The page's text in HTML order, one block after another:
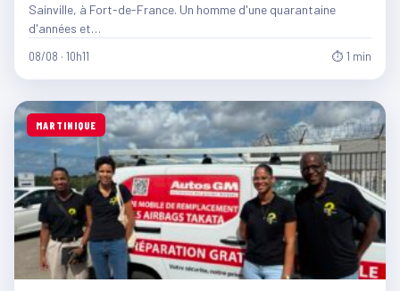
Sainville, à Fort-de-France. Un homme d'une quarantaine
d'années et…
08/08 · 10h11 ⏱ 1 min
MARTINIQUE